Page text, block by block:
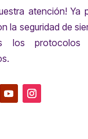
atención! Ya
la seguridad de
los protocolos